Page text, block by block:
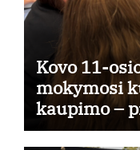
Kovo 11-
mokymosi
kaupimo –
taikymo